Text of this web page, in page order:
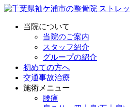
当院について
当院のご案内
スタッフ紹介
グループの紹介
初めての方へ
交通事故治療
施術メニュー
腰痛